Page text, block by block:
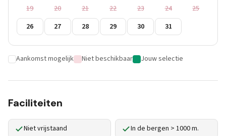
19
20 21 22 23 24
25
26
27 28 29 30 31
Aankomst mogelijk Niet beschikbaar Jouw selectie
Faciliteiten
Niet vrijstaand In de bergen > 1000 m.